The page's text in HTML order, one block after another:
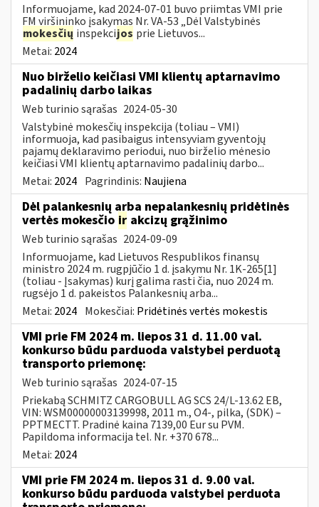
Informuojame, kad 2024-07-01 buvo priimtas VMI prie
FM viršininko įsakymas Nr. VA-53 „Dėl Valstybinės
mokesčių inspekcijos prie Lietuvos...
Metai: 2024
Nuo birželio keičiasi VMI klientų aptarnavimo
padalinių darbo laikas
Web turinio sąrašas 2024-05-30
Valstybinė mokesčių inspekcija (toliau – VMI)
informuoja, kad pasibaigus intensyviam gyventojų
pajamų deklaravimo periodui, nuo birželio mėnesio
keičiasi VMI klientų aptarnavimo padalinių darbo...
Metai: 2024 Pagrindinis: Naujiena
Dėl palankesnių arba nepalankesnių pridėtinės
vertės mokesčio ir akcizų grąžinimo
Web turinio sąrašas 2024-09-09
Informuojame, kad Lietuvos Respublikos finansų
ministro 2024 m. rugpjūčio 1 d. įsakymu Nr. 1K-265[1]
(toliau - Įsakymas) kurį galima rasti čia, nuo 2024 m.
rugsėjo 1 d. pakeistos Palankesnių arba...
Metai: 2024 Mokesčiai: Pridėtinės vertės mokestis
VMI prie FM 2024 m. liepos 31 d. 11.00 val.
konkurso būdu parduoda valstybei perduotą
transporto priemonę:
Web turinio sąrašas 2024-07-15
Priekabą SCHMITZ CARGOBULL AG SCS 24/L-13.62 EB,
VIN: WSM00000003139998, 2011 m., O4-, pilka, (SDK) –
PPTMECTT. Pradinė kaina 7139,00 Eur su PVM.
Papildoma informacija tel. Nr. +370 678...
Metai: 2024
VMI prie FM 2024 m. liepos 31 d. 9.00 val.
konkurso būdu parduoda valstybei perduota